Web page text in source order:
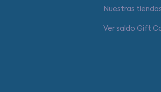
Nuestras
Ver saldo Gift